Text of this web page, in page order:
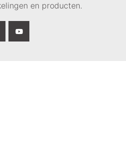
en producten.